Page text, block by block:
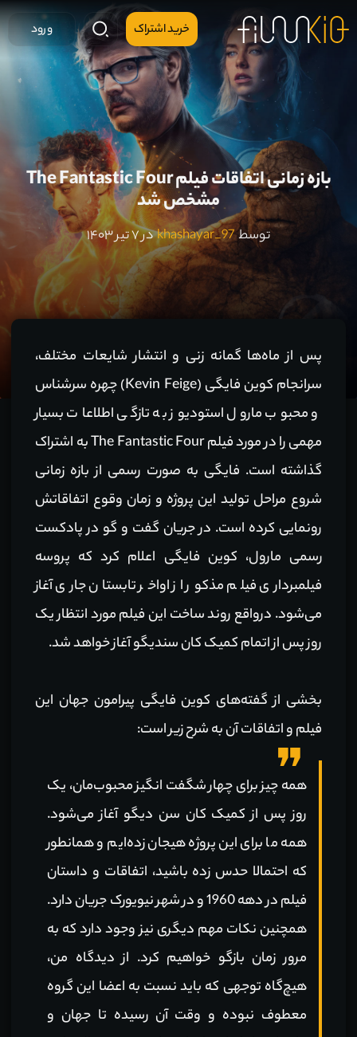
خرید اشتراک ورود
بازه زمانی اتفاقات فیلم The Fantastic Four
مشخص شد
توسطkhashayar_97در ۷ تیر ۱۴۰۳
پس از ماه‌ها گمانه زنی و انتشار شایعات مختلف،
سرانجام کوین فایگی (Kevin Feige) چهره سرشناس
و محبوب مارول استودیوز به تازگی اطلاعات بسیار
مهمی را در مورد فیلم The Fantastic Four به اشتراک
گذاشته است. فایگی به صورت رسمی از بازه زمانی
شروع مراحل تولید این پروژه و زمان وقوع اتفاقاتش
رونمایی کرده است. در جریان گفت و گو در پادکست
رسمی مارول، کوین فایگی اعلام کرد که پروسه
فیلمبرداری فیلم مذکور از اواخر تابستان جاری آغاز
می‌شود. درواقع روند ساخت این فیلم مورد انتظار یک
روز پس از اتمام کمیک کان سندیگو آغاز خواهد شد.
بخشی از گفته‌های کوین فایگی پیرامون جهان این
فیلم و اتفاقات آن به شرح زیر است:
همه چیز برای چهار شگفت انگیز محبوب‌مان، یک
روز پس از کمیک کان سن دیگو آغاز می‌شود.
همه ما برای این پروژه هیجان زده‌ایم و همانطور
که احتمالا حدس زده باشید، اتفاقات و داستان
فیلم در دهه 1960 و در شهر نیویورک جریان دارد.
همچنین نکات مهم دیگری نیز وجود دارد که به
مرور زمان بازگو خواهیم کرد. از دیدگاه من،‌
هیچ‌گاه توجهی که باید نسبت به اعضا این گروه
معطوف نبوده و وقت آن رسیده تا جهان و